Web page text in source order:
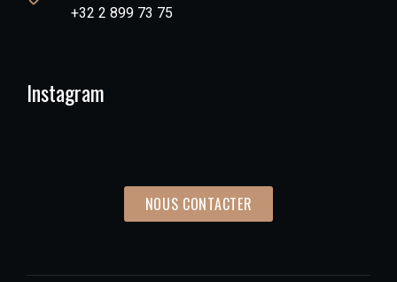
+32 2 899 73 75
Instagram
NOUS CONTACTER